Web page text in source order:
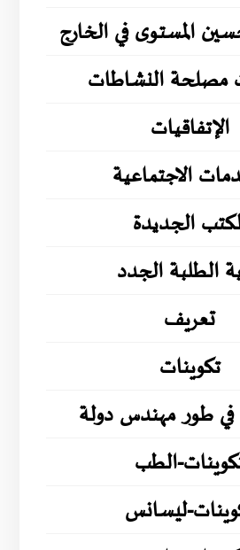
المستوى في الخارج
مصلحة النشاطات
الإتفاقيات
الاجتماعية
الجديدة
الطلبة الجدد
تعريف
تكوينات
في طور مهندس دولة
الطب
ليسانس